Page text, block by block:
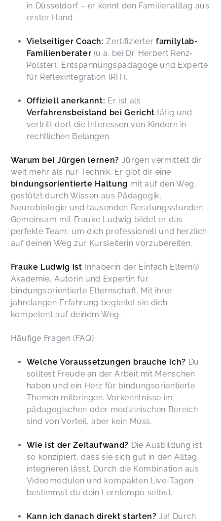
in Düsseldorf – er kennt den Familienalltag aus
erster Hand.
Vielseitiger Coach: Zertifizierterfamilylab-
Familienberater (u.a. bei Dr. Herbert Renz-
Polster), Entspannungspädagoge und Experte
für Reflexintegration (RIT).
Offiziell anerkannt: Er ist als
Verfahrensbeistand bei Gericht tätig und
vertritt dort die Interessen von Kindern in
rechtlichen Belangen.
Warum bei Jürgen lernen? Jürgen vermittelt dir
weit mehr als nur Technik. Er gibt dir eine
bindungsorientierte Haltung mit auf den Weg,
gestützt durch Wissen aus Pädagogik,
Neurobiologie und tausenden Beratungsstunden.
Gemeinsam mit Frauke Ludwig bildet er das
perfekte Team, um dich professionell und herzlich
auf deinen Weg zur Kursleiterin vorzubereiten.
Frauke Ludwig ist Inhaberin der Einfach Eltern®
Akademie, Autorin und Expertin für
bindungsorientierte Elternschaft. Mit ihrer
jahrelangen Erfahrung begleitet sie dich
kompetent auf deinem Weg.
Häufige Fragen (FAQ)
Welche Voraussetzungen brauche ich? Du
solltest Freude an der Arbeit mit Menschen
haben und ein Herz für bindungsorientierte
Themen mitbringen. Vorkenntnisse im
pädagogischen oder medizinischen Bereich
sind von Vorteil, aber kein Muss.
Wie ist der Zeitaufwand? Die Ausbildung ist
so konzipiert, dass sie sich gut in den Alltag
integrieren lässt. Durch die Kombination aus
Videomodulen und kompakten Live-Tagen
bestimmst du dein Lerntempo selbst.
Kann ich danach direkt starten? Ja! Durch